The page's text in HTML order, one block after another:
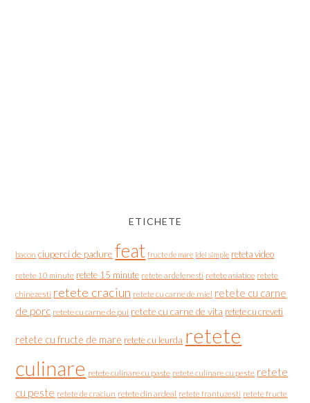
ETICHETE
bacon ciuperci de padure feat fructe de mare idei simple reteta video
retete 10 minute retete 15 minute retete ardelenesti retete asiatice retete
chinezesti retete craciun retete cu carne de miel retete cu carne
de porc retete cu carne de pui retete cu carne de vita retete cu creveti
retete cu fructe de mare retete cu leurda retete
culinare retete culinare cu paste retete culinare cu peste retete
cu peste retete de craciun retete din ardeal retete frantuzesti retete fructe